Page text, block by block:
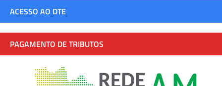
ACESSO AO DTE
PAGAMENTO DE TRIBUTOS